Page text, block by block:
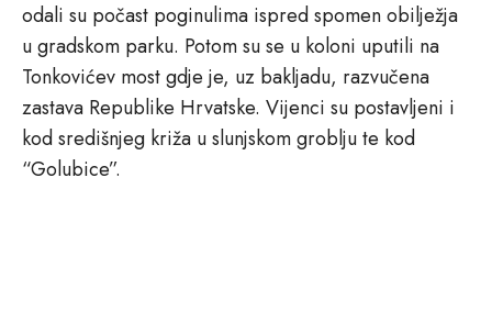
odali su počast poginulima ispred spomen obilježja
u gradskom parku. Potom su se u koloni uputili na
Tonkovićev most gdje je, uz bakljadu, razvučena
zastava Republike Hrvatske. Vijenci su postavljeni i
kod središnjeg križa u slunjskom groblju te kod
“Golubice”.